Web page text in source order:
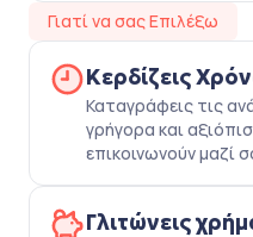
Γιατί να σας Επιλέξω
Κερδίζεις
Καταγράφεις τις
γρήγορα και
επικοινωνούν μαζί
Γλιτώνεις